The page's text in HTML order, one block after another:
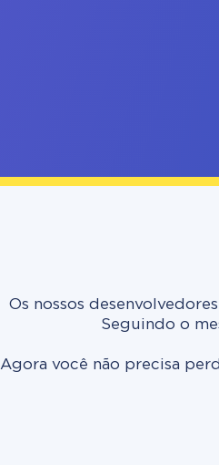
Os nossos
Seguindo o
Agora você não precisa